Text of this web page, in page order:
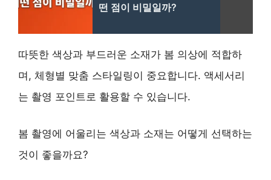
떤 점이 비밀일까?
따뜻한 색상과 부드러운 소재가 봄 의상에 적합하
며, 체형별 맞춤 스타일링이 중요합니다. 액세서리
는 촬영 포인트로 활용할 수 있습니다.
봄 촬영에 어울리는 색상과 소재는 어떻게 선택하는
것이 좋을까요?